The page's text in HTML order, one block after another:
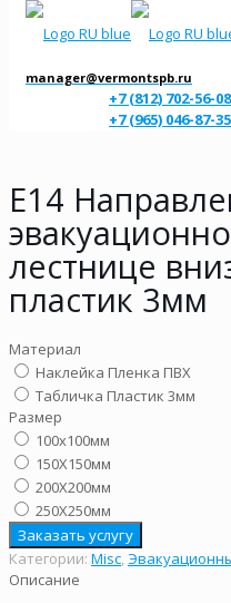
manager@vermontspb.ru
+7 (812) 702-56-08
+7 (965) 046-87-35
E14
лестнице
пластик 3мм
Материал
Наклейка Пленка ПВХ
Табличка Пластик 3мм
Размер
100х100мм
150Х150мм
200Х200мм
250Х250мм
Заказать услугу
Категории: Misc,
Описание